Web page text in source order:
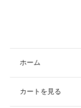
ホーム
カートを見る